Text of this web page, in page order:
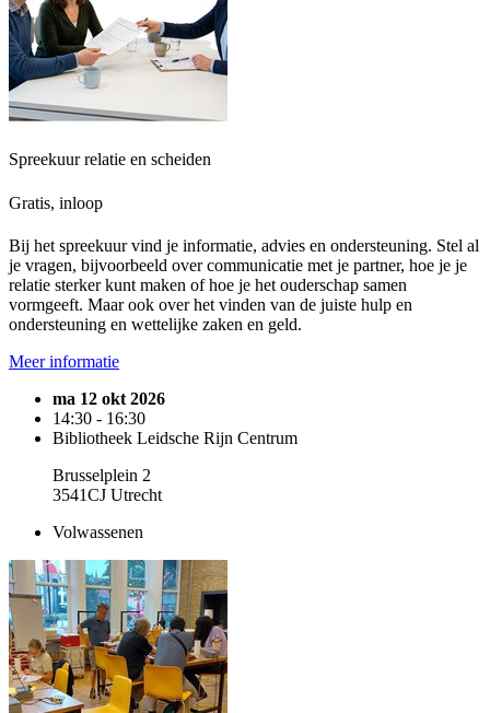
Spreekuur relatie en scheiden
Gratis, inloop
Bij het spreekuur vind je informatie, advies en ondersteuning. Stel al
je vragen, bijvoorbeeld over communicatie met je partner, hoe je je
relatie sterker kunt maken of hoe je het ouderschap samen
vormgeeft. Maar ook over het vinden van de juiste hulp en
ondersteuning en wettelijke zaken en geld.
Meer informatie
ma 12 okt 2026
14:30 - 16:30
Bibliotheek Leidsche Rijn Centrum
Brusselplein 2
3541CJ Utrecht
Volwassenen